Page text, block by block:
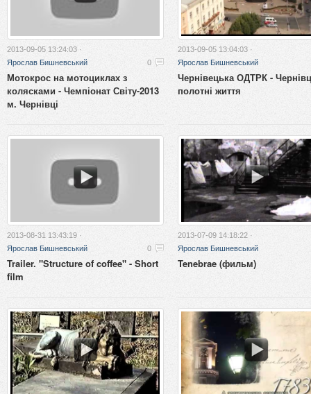
2013-09-05 13:24:03 ·
Ярослав Бишневський
0
Мотокрос на мотоциклах з
колясками - Чемпіонат Світу-2013
м. Чернівці
2013-09-05 13:04:03 ·
Ярослав Бишневський
Чернівецька ОДТРК -
полотні життя
2013-08-31 13:43:19 ·
Ярослав Бишневський
0
Trailer. "Structure of coffee" - Short
film
2013-07-09 14:18:22 ·
Ярослав Бишневський
Tenebrae (фильм)